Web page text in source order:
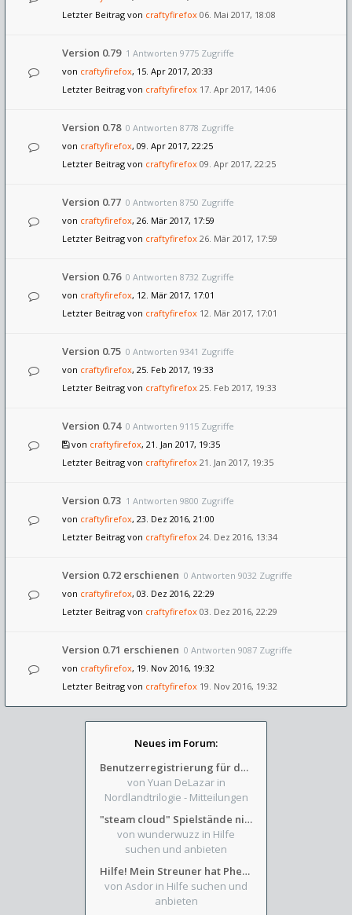
Letzter Beitrag von craftyfirefox 06. Mai 2017, 18:08
Version 0.79 1 Antworten 9775 Zugriffe
von craftyfirefox, 15. Apr 2017, 20:33
Letzter Beitrag von craftyfirefox 17. Apr 2017, 14:06
Version 0.78 0 Antworten 8778 Zugriffe
von craftyfirefox, 09. Apr 2017, 22:25
Letzter Beitrag von craftyfirefox 09. Apr 2017, 22:25
Version 0.77 0 Antworten 8750 Zugriffe
von craftyfirefox, 26. Mär 2017, 17:59
Letzter Beitrag von craftyfirefox 26. Mär 2017, 17:59
Version 0.76 0 Antworten 8732 Zugriffe
von craftyfirefox, 12. Mär 2017, 17:01
Letzter Beitrag von craftyfirefox 12. Mär 2017, 17:01
Version 0.75 0 Antworten 9341 Zugriffe
von craftyfirefox, 25. Feb 2017, 19:33
Letzter Beitrag von craftyfirefox 25. Feb 2017, 19:33
Version 0.74 0 Antworten 9115 Zugriffe
von craftyfirefox, 21. Jan 2017, 19:35
Letzter Beitrag von craftyfirefox 21. Jan 2017, 19:35
Version 0.73 1 Antworten 9800 Zugriffe
von craftyfirefox, 23. Dez 2016, 21:00
Letzter Beitrag von craftyfirefox 24. Dez 2016, 13:34
Version 0.72 erschienen 0 Antworten 9032 Zugriffe
von craftyfirefox, 03. Dez 2016, 22:29
Letzter Beitrag von craftyfirefox 03. Dez 2016, 22:29
Version 0.71 erschienen 0 Antworten 9087 Zugriffe
von craftyfirefox, 19. Nov 2016, 19:32
Letzter Beitrag von craftyfirefox 19. Nov 2016, 19:32
Neues im Forum:
Benutzerregistrierung für das SchickHD-/SchweifHD-Forum gesperrt
von Yuan DeLazar in
Nordlandtrilogie - Mitteilungen
"steam cloud" Spielstände nicht verfügbar
von wunderwuzz in Hilfe
suchen und anbieten
Hilfe! Mein Streuner hat Phexens Gunst verloren...
von Asdor in Hilfe suchen und
anbieten